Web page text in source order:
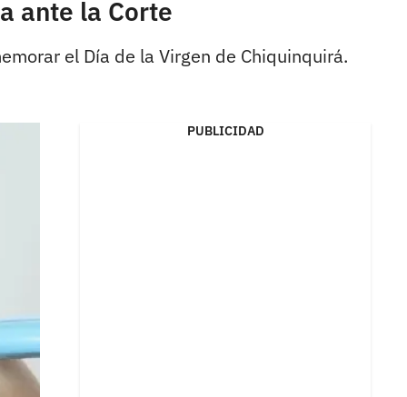
ante la Corte
el Día de la Virgen de Chiquinquirá.
PUBLICIDAD